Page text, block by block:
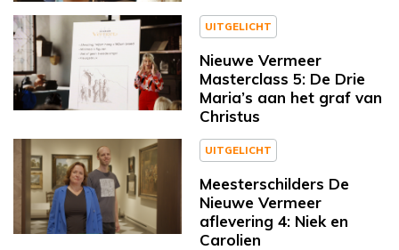
UITGELICHT
Nieuwe Vermeer
Masterclass 5: De Drie
Maria’s aan het graf van
Christus
UITGELICHT
Meesterschilders De
Nieuwe Vermeer
aflevering 4: Niek en
Carolien